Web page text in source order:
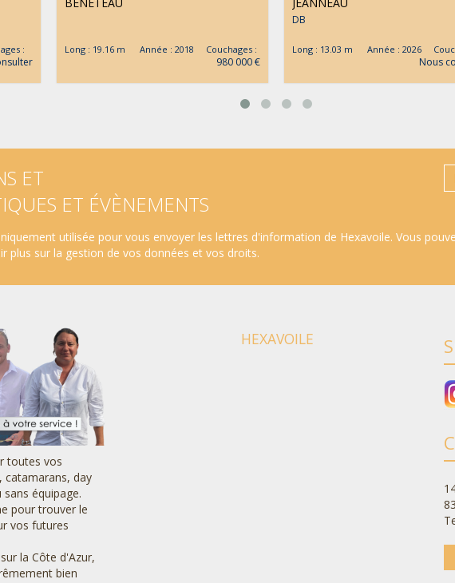
: Long : 19.16 m Année : 2018 Couchages :
980 000 €
DB
Long : 13.03 m Année : 2026
Nous
ET
ET ÉVÈNEMENTS
utilisée pour vous envoyer les lettres d'information de Hexavoile. Vous
plus sur la gestion de vos données et vos droits.
toutes vos
catamarans, day
équipage.
pour trouver le
vos futures
la Côte d'Azur,
bien
HEXAVOILE